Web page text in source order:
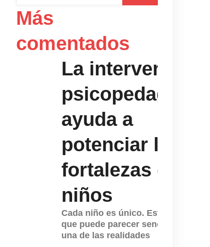
Más
comentados
La intervención
psicopedagógica
ayuda a
potenciar las
fortalezas de los
niños
Cada niño es único. Esta afirmación,
que puede parecer sencilla, encierra
una de las realidades